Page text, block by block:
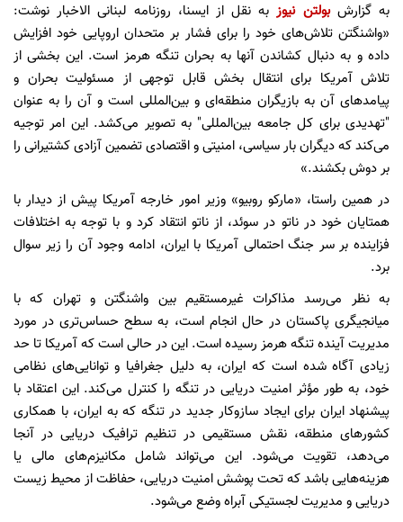
به گزارشبولتن نیوزبه نقل از ایسنا، روزنامه لبنانی الاخبار نوشت:
«واشنگتن تلاش‌های خود را برای فشار بر متحدان اروپایی خود افزایش
داده و به دنبال کشاندن آنها به بحران تنگه هرمز است. این بخشی از
تلاش آمریکا برای انتقال بخش قابل توجهی از مسئولیت بحران و
پیامدهای آن به بازیگران منطقه‌ای و بین‌المللی است و آن را به عنوان
"تهدیدی برای کل جامعه بین‌المللی" به تصویر می‌کشد. این امر توجیه
می‌کند که دیگران بار سیاسی، امنیتی و اقتصادی تضمین آزادی کشتیرانی را
بر دوش بکشند.»
در همین راستا، «مارکو روبیو» وزیر امور خارجه آمریکا پیش از دیدار با
همتایان خود در ناتو در سوئد، از ناتو انتقاد کرد و با توجه به اختلافات
فزاینده بر سر جنگ احتمالی آمریکا با ایران، ادامه وجود آن را زیر سوال
برد.
به نظر می‌رسد مذاکرات غیرمستقیم بین واشنگتن و تهران که با
میانجیگری پاکستان در حال انجام است، به سطح حساس‌تری در مورد
مدیریت آینده تنگه هرمز رسیده است. این در حالی است که آمریکا تا حد
زیادی آگاه شده است که ایران، به دلیل جغرافیا و توانایی‌های نظامی
خود، به طور مؤثر امنیت دریایی در تنگه را کنترل می‌کند. این اعتقاد با
پیشنهاد ایران برای ایجاد سازوکار جدید در تنگه که به ایران، با همکاری
کشورهای منطقه، نقش مستقیمی در تنظیم ترافیک دریایی در آنجا
می‌دهد، تقویت می‌شود. این می‌تواند شامل مکانیزم‌های مالی یا
هزینه‌هایی باشد که تحت پوشش امنیت دریایی، حفاظت از محیط زیست
دریایی و مدیریت لجستیکی آبراه وضع می‌شود.